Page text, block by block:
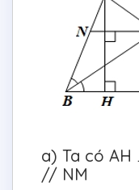
a) Ta có AH
// NM